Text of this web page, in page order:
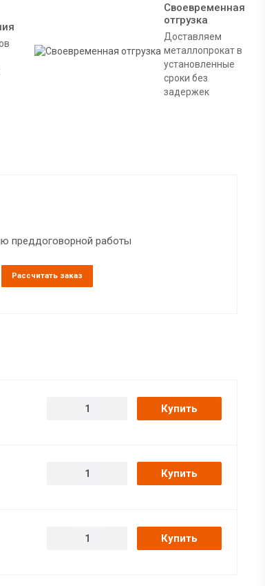
Своевременная
отгрузка
Доставляем
металлопрокат в
установленные
сроки без
задержек
преддоговорной работы
Рассчитать заказ
Купить
Купить
Купить